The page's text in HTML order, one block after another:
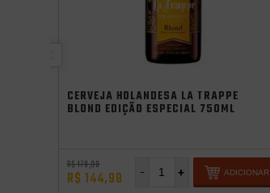
CERVEJA HOLANDESA LA TRAPPE
BLOND EDIÇÃO ESPECIAL 750ML
R$ 178,98
R$ 144,98 +
- ADICIONAR